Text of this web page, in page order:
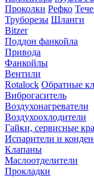
Проколки Рефко
Труборезы Шланги
Bitzer
Поддон фанкойла
Привода
Фанкойлы
Вентили
Rotalock Обратные
Виброгаситель
Воздухонагреватели
Воздухоохлодители
Гайки, сервисные
Испарители и
Клапаны
Маслоотделители
Прокладки